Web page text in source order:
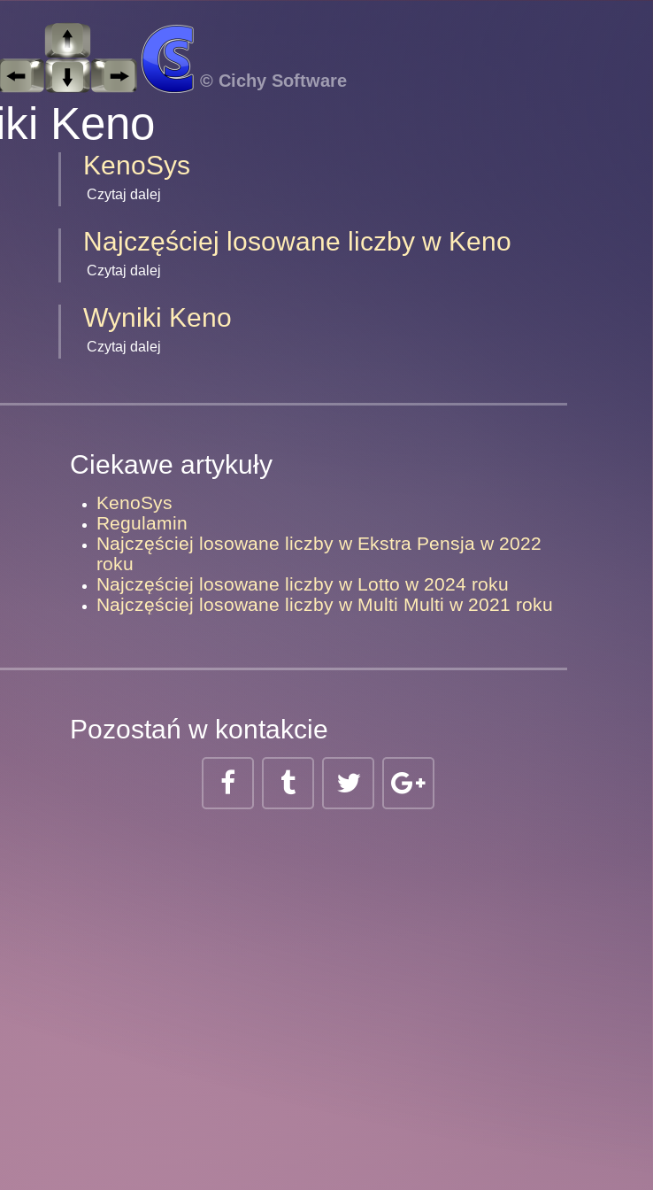
© Cichy Software
Keno
KenoSys
Czytaj dalej
Najczęściej losowane liczby w Keno
Czytaj dalej
Wyniki Keno
Czytaj dalej
Ciekawe artykuły
KenoSys
Regulamin
Najczęściej losowane liczby w Ekstra Pensja w 2022
roku
Najczęściej losowane liczby w Lotto w 2024 roku
Najczęściej losowane liczby w Multi Multi w 2021 roku
Pozostań w kontakcie